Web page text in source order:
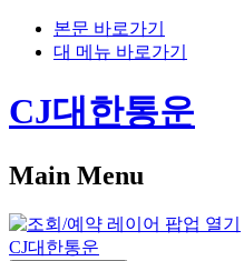
본문 바로가기
대 메뉴 바로가기
CJ대한통운
Main Menu
CJ대한통운